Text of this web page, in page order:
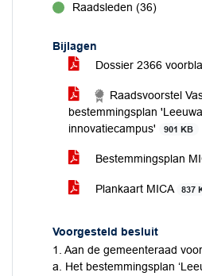
Raadsleden (36)
Bijlagen
Dossier 2366
Raadsvoorstel
bestemmingsplan
innovatiecampus'
901 KB
Bestemmingsplan
Plankaart MICA 837
Voorgesteld besluit
1. Aan de gemeenteraad
a. Het bestemmingsplan